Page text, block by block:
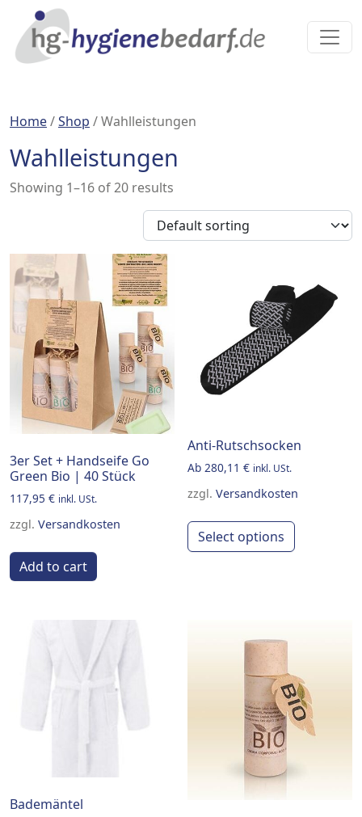
Home/Shop / Wahlleistungen
Wahlleistungen
Showing 1–16 of 20 results
3er Set + Handseife Go
Green Bio | 40 Stück
117,95 € inkl. USt.
zzgl. Versandkosten
Add to cart
Anti-Rutschsocken
Ab 280,11€ inkl. USt.
zzgl.Versandkosten
Select options
Bademäntel